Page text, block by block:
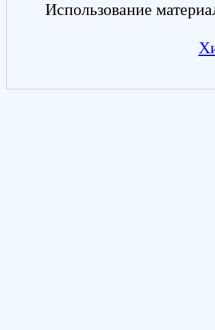
Использование